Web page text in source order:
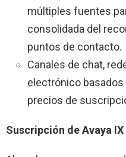
múltiples fuentes
consolidada del
puntos de contacto.
Canales de chat,
electrónico basados
precios de
Suscripción de Avaya IX